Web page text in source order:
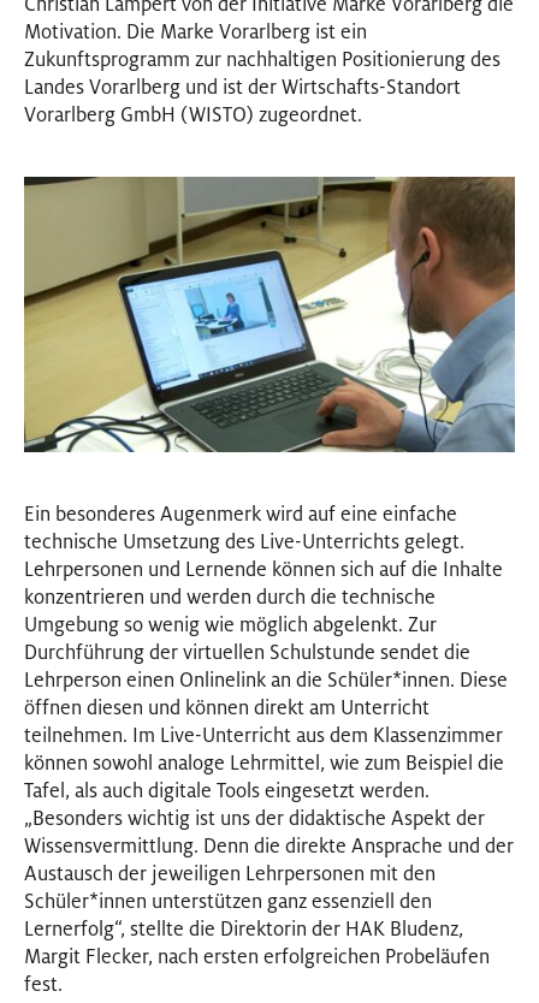
Motivation. Die Marke Vorarlberg ist ein
Zukunftsprogramm zur nachhaltigen Positionierung des
Landes Vorarlberg und ist der Wirtschafts-Standort
Vorarlberg GmbH (WISTO) zugeordnet.
Ein besonderes Augenmerk wird auf eine einfache
technische Umsetzung des Live-Unterrichts gelegt.
Lehrpersonen und Lernende können sich auf die Inhalte
konzentrieren und werden durch die technische
Umgebung so wenig wie möglich abgelenkt. Zur
Durchführung der virtuellen Schulstunde sendet die
Lehrperson einen Onlinelink an die Schüler*innenInnen
. Diese
öffnen diesen und können direkt am Unterricht
teilnehmen. Im Live-Unterricht aus dem Klassenzimmer
können sowohl analoge Lehrmittel, wie zum Beispiel die
Tafel, als auch digitale Tools eingesetzt werden.
„Besonders wichtig ist uns der didaktische Aspekt der
Wissensvermittlung. Denn die direkte Ansprache und der
Austausch der jeweiligen Lehrpersonen mit den
Schüler*innen Innen
unterstützen ganz essenziell den
Lernerfolg“, stellte die Direktorin der HAK Bludenz,
Margit Flecker, nach ersten erfolgreichen Probeläufen
fest.